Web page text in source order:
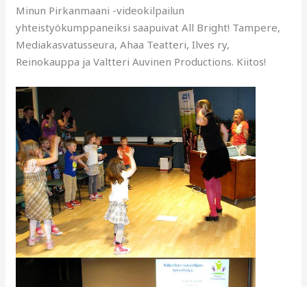
Minun Pirkanmaani -videokilpailun
yhteistyökumppaneiksi saapuivat All Bright! Tampere,
Mediakasvatusseura, Ahaa Teatteri, Ilves ry,
Reinokauppa ja Valtteri Auvinen Productions. Kiitos!